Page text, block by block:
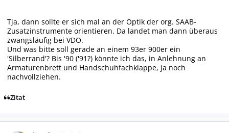
Tja, dann sollte er sich mal an der Optik der org. SAAB-
Zusatzinstrumente orientieren. Da landet man dann überaus
zwangsläufig bei VDO.
Und was bitte soll gerade an einem 93er 900er ein
'Silberrand'? Bis '90 ('91?) könnte ich das, in Anlehnung an
Armaturenbrett und Handschuhfachklappe, ja noch
nachvollziehen.
Zitat